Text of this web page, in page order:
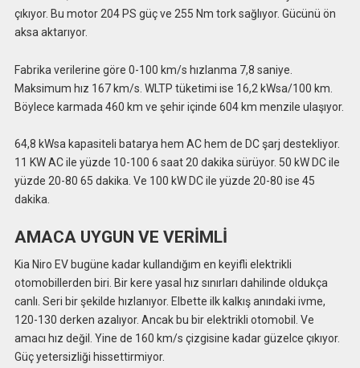
çıkıyor. Bu motor 204 PS güç ve 255 Nm tork sağlıyor. Gücünü ön
aksa aktarıyor.
Fabrika verilerine göre 0-100 km/s hızlanma 7,8 saniye.
Maksimum hız 167 km/s. WLTP tüketimi ise 16,2 kWsa/100 km.
Böylece karmada 460 km ve şehir içinde 604 km menzile ulaşıyor.
64,8 kWsa kapasiteli batarya hem AC hem de DC şarj destekliyor.
11 KW AC ile yüzde 10-100 6 saat 20 dakika sürüyor. 50 kW DC ile
yüzde 20-80 65 dakika. Ve 100 kW DC ile yüzde 20-80 ise 45
dakika.
AMACA UYGUN VE VERİMLİ
Kia Niro EV bugüne kadar kullandığım en keyifli elektrikli
otomobillerden biri. Bir kere yasal hız sınırları dahilinde oldukça
canlı. Seri bir şekilde hızlanıyor. Elbette ilk kalkış anındaki ivme,
120-130 derken azalıyor. Ancak bu bir elektrikli otomobil. Ve
amacı hız değil. Yine de 160 km/s çizgisine kadar güzelce çıkıyor.
Güç yetersizliği hissettirmiyor.